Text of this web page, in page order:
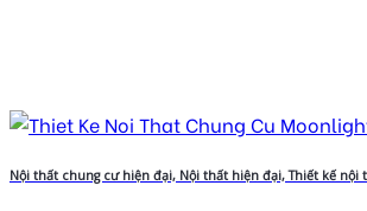
Nội thất chung cư hiện đại, Nội thất hiện đại, Thiết kế nội